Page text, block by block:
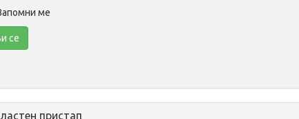
ме
пристап